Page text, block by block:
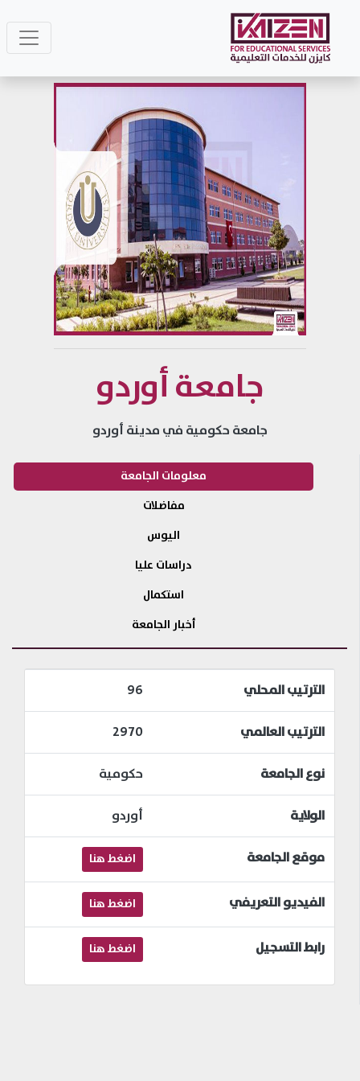
جامعة أوردو
جامعة حكومية في مدينة أوردو
معلومات الجامعة
مفاضلات
اليوس
دراسات عليا
استكمال
أخبار الجامعة
الترتيب المحلي
96
الترتيب العالمي
2970
نوع الجامعة
حكومية
الولاية
أوردو
موقع الجامعة
اضغط هنا
الفيديو التعريفي اضغط هنا
رابط التسجيل اضغط هنا